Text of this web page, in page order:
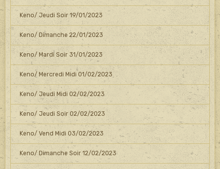
Keno/ Jeudi Soir 19/01/2023
Keno/ Dimanche 22/01/2023
Keno/ Mardi Soir 31/01/2023
Keno/ Mercredi Midi 01/02/2023
Keno/ Jeudi Midi 02/02/2023
Keno/ Jeudi Soir 02/02/2023
Keno/ Vend Midi 03/02/2023
Keno/ Dimanche Soir 12/02/2023